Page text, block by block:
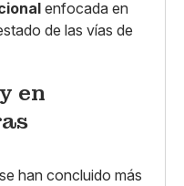
enfocada en
de las vías de
en
han concluido más